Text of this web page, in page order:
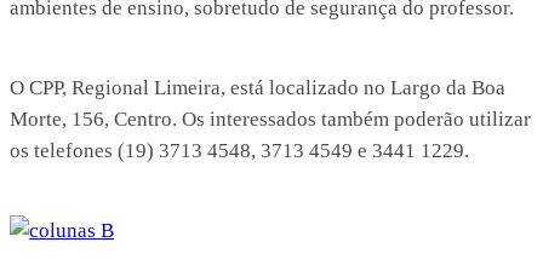
ambientes de ensino, sobretudo de segurança do professor.
O CPP, Regional Limeira, está localizado no Largo da Boa
Morte, 156, Centro. Os interessados também poderão utilizar
os telefones (19) 3713 4548, 3713 4549 e 3441 1229.